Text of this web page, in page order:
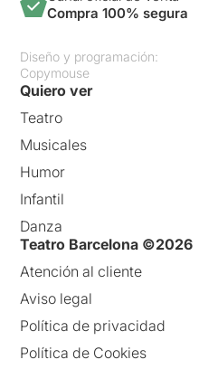
Compra 100% segura
Diseño y programación:
Copymouse
Quiero ver
Teatro
Musicales
Humor
Infantil
Danza
Teatro Barcelona ©2026
Atención al cliente
Aviso legal
Política de privacidad
Política de Cookies